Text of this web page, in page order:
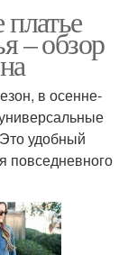
– обзор
в осенне-
удобный
повседневного